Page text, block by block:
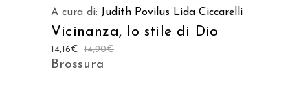
A cura di: Judith Povilus Lida Ciccarelli
Vicinanza, lo stile di Dio
14,90€
14,16€
Brossura